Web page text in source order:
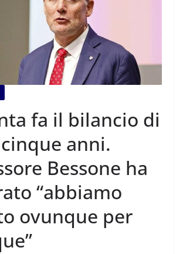
fa il bilancio di
anni.
Bessone ha
“abbiamo
ovunque per